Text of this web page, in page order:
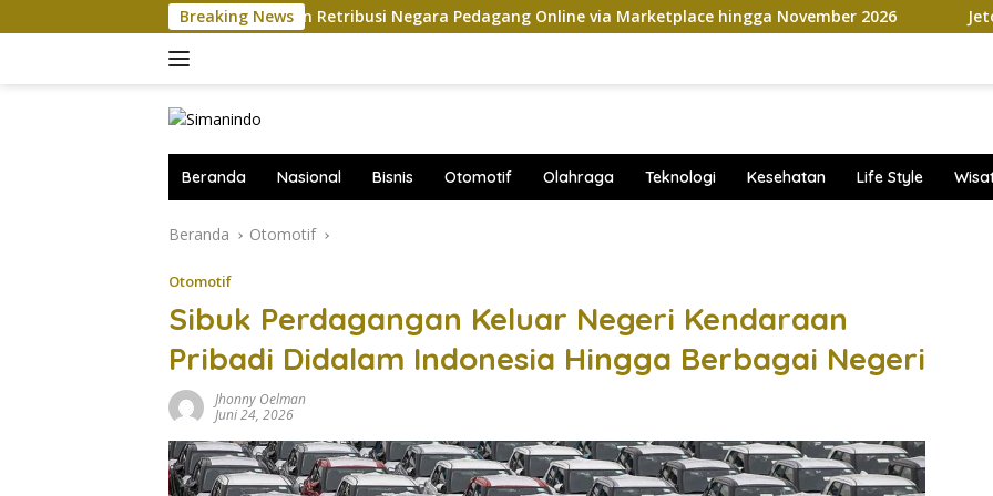
ke
Breaking News
DJP soal Penundaan Retribusi Negara Pedagang Online via Marketplace hingga November 2026 Jetour Bawa
Beranda Nasional Bisnis Otomotif Olahraga Teknologi Kesehatan Life Style
Beranda Otomotif
Otomotif
Sibuk Perdagangan Keluar Negeri Kendaraan
Pribadi Didalam Indonesia Hingga Berbagai Negeri
Jhonny Oelman
Juni 24, 2026